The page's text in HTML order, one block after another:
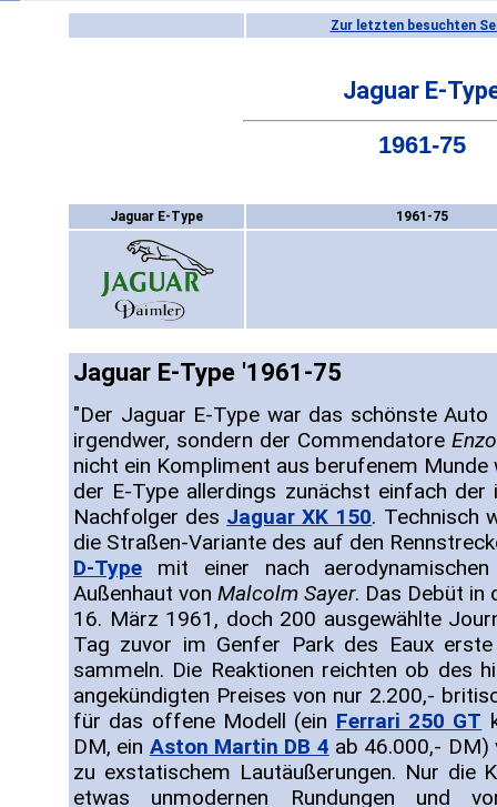
Zur letzten besuchten
Jaguar E-
1961-75
Jaguar E-Type 1961-75
Jaguar E-Type '1961-75
"Der Jaguar E-Type war das schönste
irgendwer, sondern der Commendatore
nicht ein Kompliment aus berufenem
der E-Type allerdings zunächst einfach der
Nachfolger des Jaguar XK 150. Technisch
die Straßen-Variante des auf den
D-Type mit einer nach aerodynamischen
Außenhaut von Malcolm Sayer. Das Debüt
16. März 1961, doch 200 ausgewählte
Tag zuvor im Genfer Park des Eaux
sammeln. Die Reaktionen reichten ob des
angekündigten Preises von nur 2.200,-
für das offene Modell (ein Ferrari 250 GT
DM, ein Aston Martin DB 4 ab 46.000,- DM)
zu exstatischem Lautäußerungen. Nur die
etwas unmodernen Rundungen und